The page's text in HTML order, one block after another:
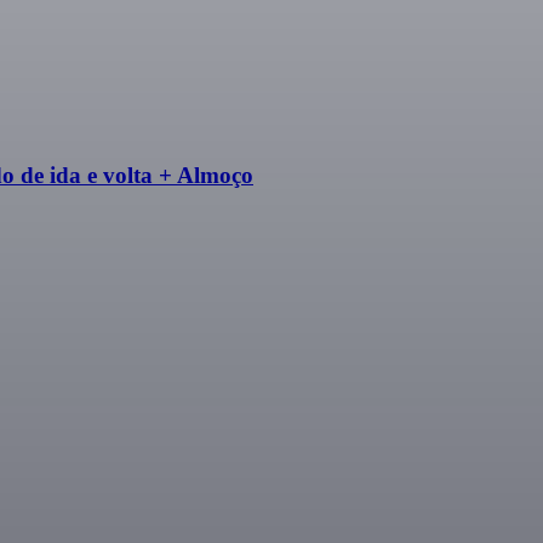
de ida e volta + Almoço